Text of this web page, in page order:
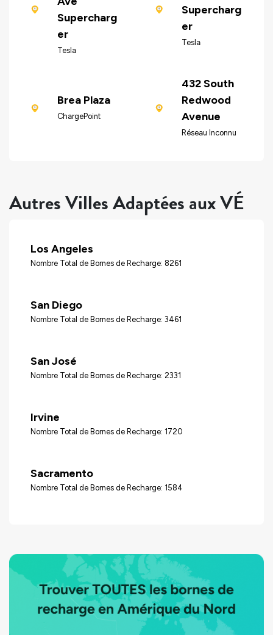
Supercharg
er
Tesla
Supercharg
er
Tesla
Brea Plaza
ChargePoint
432 South
Redwood
Avenue
Réseau Inconnu
Autres Villes Adaptées aux VÉ
Los Angeles
Nombre Total de Bornes de Recharge: 8261
San Diego
Nombre Total de Bornes de Recharge: 3461
San José
Nombre Total de Bornes de Recharge: 2331
Irvine
Nombre Total de Bornes de Recharge: 1720
Sacramento
Nombre Total de Bornes de Recharge: 1584